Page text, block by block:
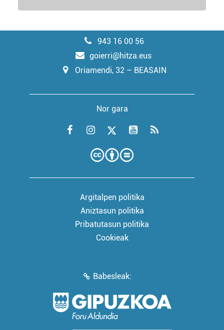
943 16 00 56
goierri@hitza.eus
Oriamendi, 32 – BEASAIN
Nor gara
Argitalpen politika
Aniztasun politika
Pribatutasun politika
Cookieak
Babesleak: